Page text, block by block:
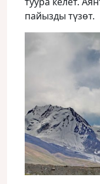
пайызды түзөт.